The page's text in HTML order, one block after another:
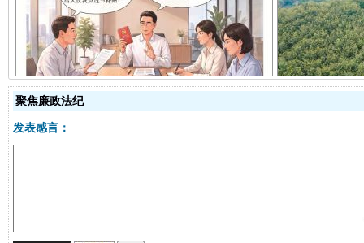
揭开“小金库”的免责幌子
聚焦廉政法纪
发表感言：